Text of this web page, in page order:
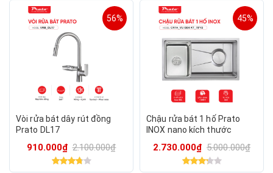
56%
Vòi rửa bát dây rút đồng
Prato DL17
910.000₫ 2.100.000₫
45%
Chậu rửa bát 1 hố Prato
INOX nano kích thước
2.730.000₫ 5.000.000₫